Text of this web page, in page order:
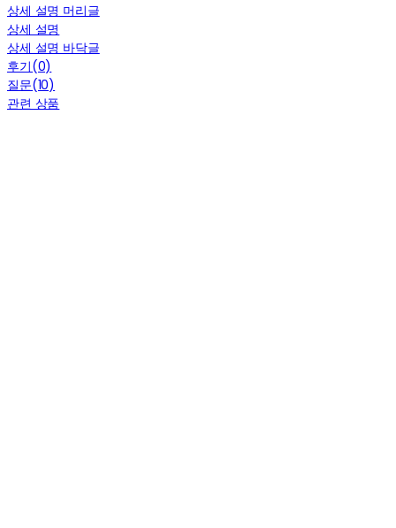
상세 설명 머리글
상세 설명
상세 설명 바닥글
후기(0)
질문(10)
관련 상품